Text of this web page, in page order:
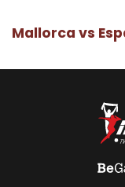
Mallorca vs